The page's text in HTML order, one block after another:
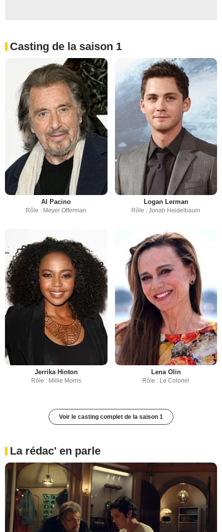
Casting de la saison 1
Al Pacino
Rôle : Meyer Offerman
Logan Lerman
Rôle : Jonah Heidelbaum
Jerrika Hinton
Rôle : Millie Morris
Lena Olin
Rôle : Le Colonel
Voir le casting complet de la saison 1
La rédac' en parle